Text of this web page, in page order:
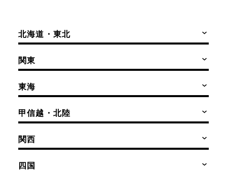
北海道・東北
関東
東海
甲信越・北陸
関西
四国